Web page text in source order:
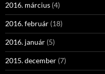
2016. március (4)
2016. február (18)
2016. január (5)
2015. december (7)